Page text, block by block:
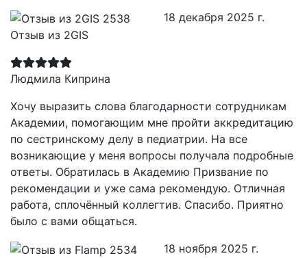
Отзыв из 2GIS
18 декабря 2025 г.
Людмила Киприна
Хочу выразить слова благодарности сотрудникам
Академии, помогающим мне пройти аккредитацию
по сестринскому делу в педиатрии. На все
возникающие у меня вопросы получала подробные
ответы. Обратилась в Академию Призвание по
рекомендации и уже сама рекомендую. Отличная
работа, сплочённый коллегтив. Спасибо. Приятно
было с вами общаться.
18 ноября 2025 г.